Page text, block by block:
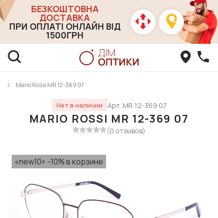
БЕЗКОШТОВНА
ДОСТАВКА
ПРИ ОПЛАТІ ОНЛАЙН ВІД
1500ГРН
Mario Rossi MR 12-369 07
Нет в наличии Арт. MR 12-369 07
MARIO ROSSI MR 12-369 07
(0 отзывов)
«new10» -10% в корзине